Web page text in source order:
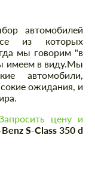
автомобилей
из которых
мы говорим "в
имеем в виду.Мы
автомобили,
ожидания, и
цену и
S-Class 350 d